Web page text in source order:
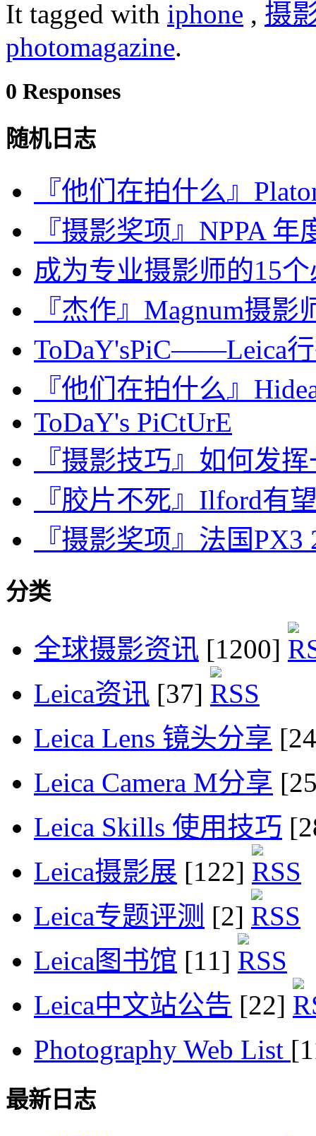
It tagged with iphone , 摄
photomagazine.
0 Responses
随机日志
『他们在拍什么』
『摄影奖项』NPPA
成为专业摄影师的15
『杰作』Magnum摄影
ToDaY'sPiC——Leica
『他们在拍什么』
ToDaY's PiCtUrE
『摄影技巧』如何发
『胶片不死』Ilford有
『摄影奖项』法国
分类
全球摄影资讯 [1200]
Leica资讯 [37]
Leica Lens 镜头分享
Leica Camera M分享
Leica Skills 使用技巧
Leica摄影展 [122]
Leica专题评测 [2]
Leica图书馆 [11]
Leica中文站公告 [22]
Photography Web List
最新日志